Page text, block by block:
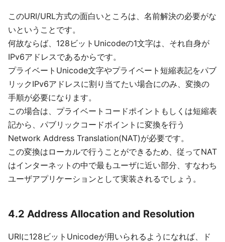
このURI/URL方式の面白いところは、名前解決の必要がな
いということです。
何故ならば、128ビットUnicodeの1文字は、それ自身が
IPv6アドレスであるからです。
プライベートUnicode文字やプライベート短縮表記をパブ
リックIPv6アドレスに割り当てたい場合にのみ、変換の
手順が必要になります。
この場合は、プライベートコードポイントもしくは短縮表
記から、パブリックコードポイントに変換を行う
Network Address Translation(NAT)が必要です。
この変換はローカルで行うことができるため、従ってNAT
はインターネットの中で最もユーザに近い部分、すなわち
ユーザアプリケーションとして実装されるでしょう。
4.2 Address Allocation and Resolution
URIに128ビットUnicodeが用いられるようになれば、ド